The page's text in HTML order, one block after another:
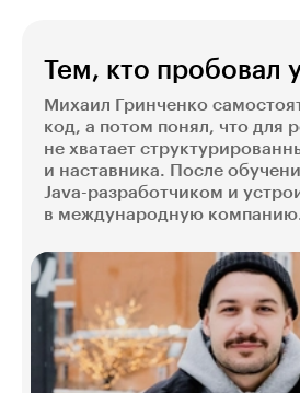
Тем, кто пробовал
Михаил Гринченко
код, а потом понял, что для
не хватает
и наставника. После
Java-разработчиком и
в международную